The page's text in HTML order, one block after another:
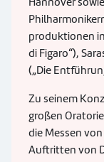
produktionen
di Figaro“),
(„Die
Zu seinem
großen
die Messen
Auftritten von